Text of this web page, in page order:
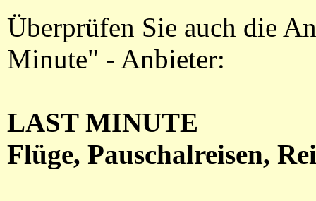
Überprüfen Sie auch die
Minute" - Anbieter:
LAST MINUTE
Flüge, Pauschalreisen,